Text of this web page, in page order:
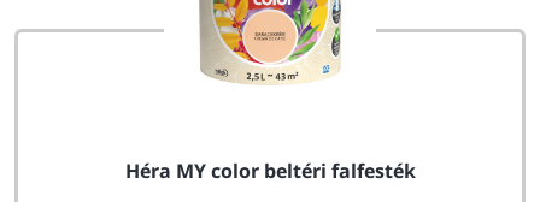
Héra MY color beltéri falfesték